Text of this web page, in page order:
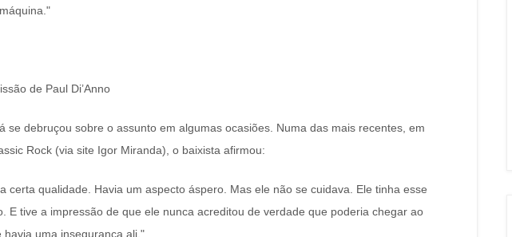
de Paul Di’Anno
se debruçou sobre o assunto em algumas ocasiões. Numa das mais recentes, em
Rock (via site Igor Miranda), o baixista afirmou:
certa qualidade. Havia um aspecto áspero. Mas ele não se cuidava. Ele tinha esse
E tive a impressão de que ele nunca acreditou de verdade que poderia chegar ao
havia uma insegurança ali."